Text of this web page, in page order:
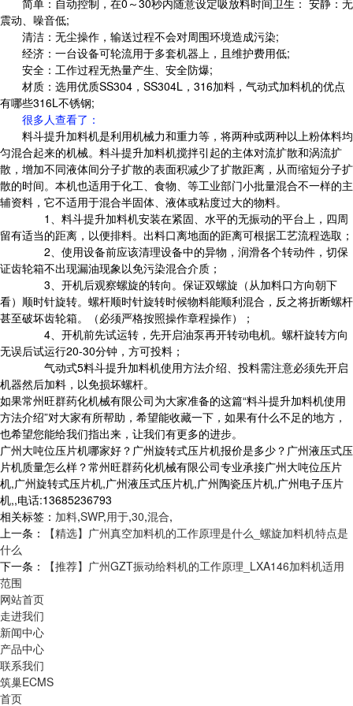
简单：自动控制，在0～30秒内随意设定吸放料时间卫生： 安静：无
震动、噪音低;
清洁：无尘操作，输送过程不会对周围环境造成污染;
经济：一台设备可轮流用于多套机器上，且维护费用低;
安全：工作过程无热量产生、安全防爆;
材质：选用优质SS304，SS304L，316加料，气动式加料机的优点
有哪些316L不锈钢;
很多人查看了 ：
料斗提升加料机是利用机械力和重力等，将两种或两种以上粉体料均
匀混合起来的机械。料斗提升加料机搅拌引起的主体对流扩散和涡流扩
散，增加不同液体间分子扩散的表面积减少了扩散距离，从而缩短分子扩
散的时间。本机也适用于化工、食物、等工业部门小批量混合不一样的主
辅资料，它不适用于混合半固体、液体或粘度过大的物料。
1、料斗提升加料机安装在紧固、水平的无振动的平台上，四周
留有适当的距离，以便排料。出料口离地面的距离可根据工艺流程选取；
2、使用设备前应该清理设备中的异物，润滑各个转动件，切保
证齿轮箱不出现漏油现象以免污染混合介质；
3、开机后观察螺旋的转向。保证双螺旋（从加料口方向朝下
看）顺时针旋转。螺杆顺时针旋转时候物料能顺利混合，反之将折断螺杆
甚至破坏齿轮箱。（必须严格按照操作章程操作）；
4、开机前先试运转，先开启油泵再开转动电机。螺杆旋转方向
无误后试运行20-30分钟，方可投料；
气动式5料斗提升加料机使用方法介绍、投料需注意必须先开启
机器然后加料，以免损坏螺杆。
如果常州旺群药化机械有限公司为大家准备的这篇“料斗提升加料机使用
方法介绍”对大家有所帮助，希望能收藏一下，如果有什么不足的地方，
也希望您能给我们指出来，让我们有更多的进步。
广州大吨位压片机哪家好？广州旋转式压片机报价是多少？广州液压式压
片机质量怎么样？常州旺群药化机械有限公司专业承接广州大吨位压片
机,广州旋转式压片机,广州液压式压片机,广州陶瓷压片机,广州电子压片
机,,电话:13685236793
相关标签： 加料,SWP,用于,30,混合,
上一条：
【精选】广州真空加料机的工作原理是什么_螺旋加料机特点是
什么
下一条：
【推荐】广州GZT振动给料机的工作原理_LXA146加料机适用
范围
网站首页
走进我们
新闻中心
产品中心
联系我们
筑巢ECMS
首页